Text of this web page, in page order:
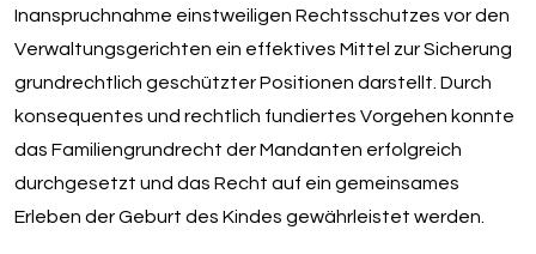
Inanspruchnahme einstweiligen Rechtsschutzes vor den
Verwaltungsgerichten ein effektives Mittel zur Sicherung
grundrechtlich geschützter Positionen darstellt. Durch
konsequentes und rechtlich fundiertes Vorgehen konnte
das Familiengrundrecht der Mandanten erfolgreich
durchgesetzt und das Recht auf ein gemeinsames
Erleben der Geburt des Kindes gewährleistet werden.